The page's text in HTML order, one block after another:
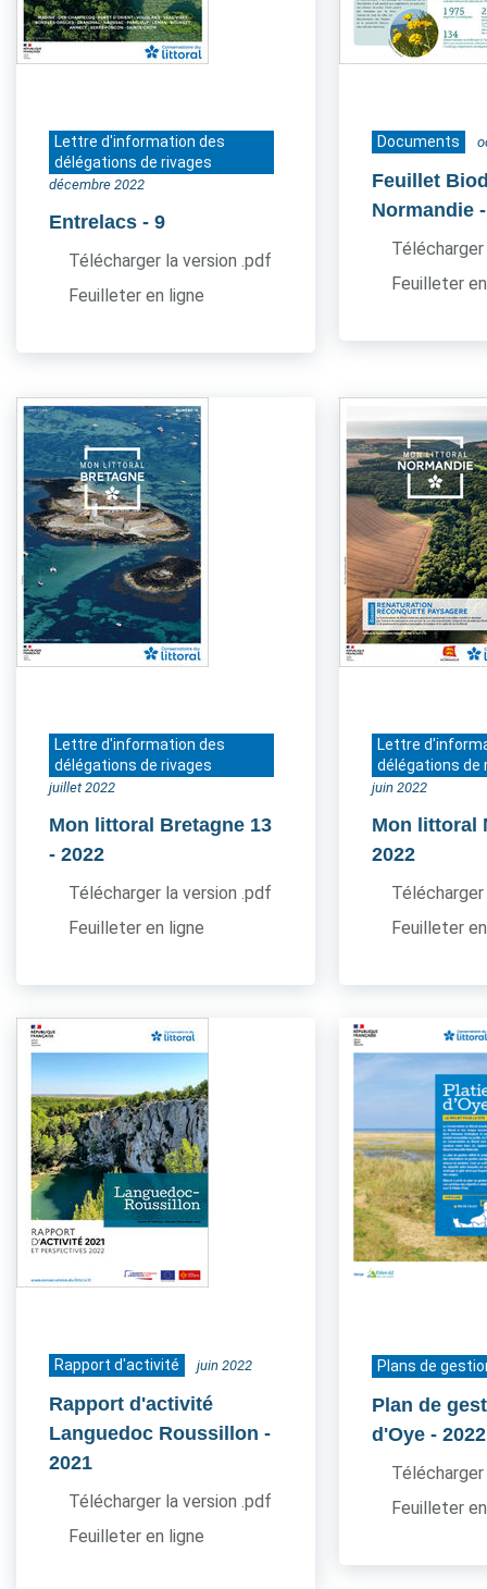
Lettre d'information des
délégations de rivages
décembre 2022
Entrelacs - 9
Télécharger la version .pdf
Feuilleter en ligne
Documents
Feuillet
Normandie
Feuilleter
Lettre d'information des
délégations de rivages
juillet 2022
Mon littoral Bretagne 13
- 2022
Télécharger la version .pdf
Feuilleter en ligne
Lettre
délégations de
juin 2022
Mon littoral
2022
Feuilleter
Rapport d'activité juin 2022
Rapport d'activité
Languedoc Roussillon -
2021
Télécharger la version .pdf
Feuilleter en ligne
Plans de
Plan de
d'Oye - 2022
Feuilleter